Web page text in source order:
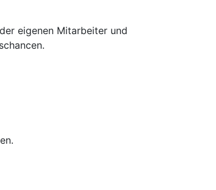
eigenen Mitarbeiter und